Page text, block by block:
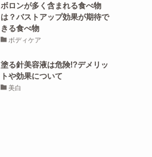
ボロンが多く含まれる食べ物
は？バストアップ効果が期待で
きる食べ物
ボディケア
塗る針美容液は危険!?デメリッ
トや効果について
美白